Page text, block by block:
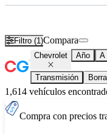
Filtro (1)Compara
Chevrolet Año A
Transmisión
1,614 vehículos
Compra con precios